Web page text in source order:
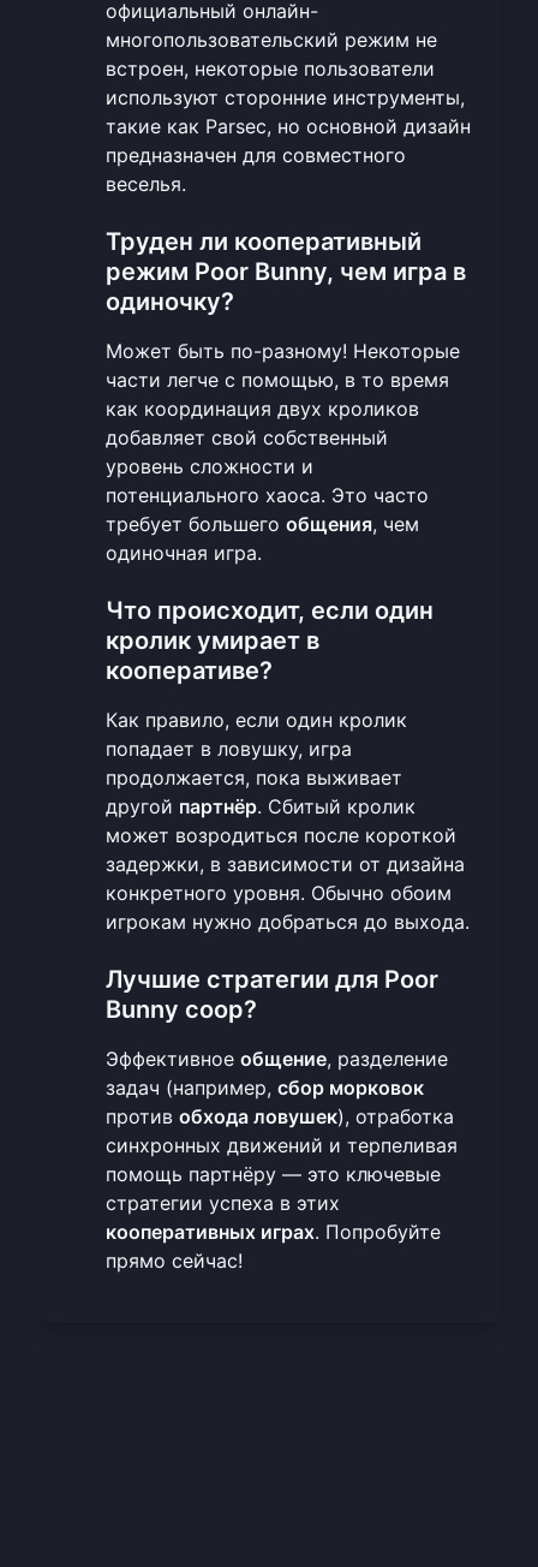
официальный онлайн-
многопользовательский режим не
встроен, некоторые пользователи
используют сторонние инструменты,
такие как Parsec, но основной дизайн
предназначен для совместного
веселья.
Труден ли кооперативный
режим Poor Bunny, чем игра в
одиночку?
Может быть по-разному! Некоторые
части легче с помощью, в то время
как координация двух кроликов
добавляет свой собственный
уровень сложности и
потенциального хаоса. Это часто
требует большего общения, чем
одиночная игра.
Что происходит, если один
кролик умирает в
кооперативе?
Как правило, если один кролик
попадает в ловушку, игра
продолжается, пока выживает
другой партнёр. Сбитый кролик
может возродиться после короткой
задержки, в зависимости от дизайна
конкретного уровня. Обычно обоим
игрокам нужно добраться до выхода.
Лучшие стратегии для Poor
Bunny coop?
Эффективное общение, разделение
задач (например, сбор морковок
против обхода ловушек), отработка
синхронных движений и терпеливая
помощь партнёру — это ключевые
стратегии успеха в этих
кооперативных играх. Попробуйте
прямо сейчас!